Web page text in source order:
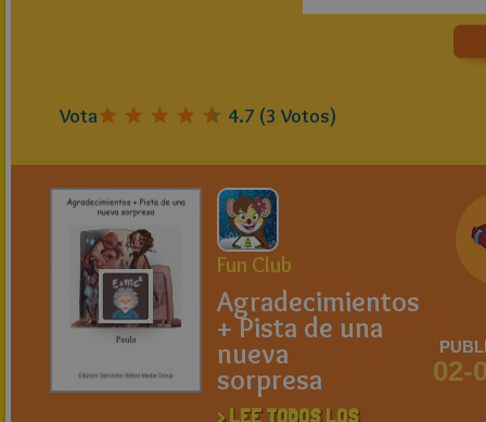
Vota 4.7 (3 Votos)
Fun Club
Agradecimientos
+ Pista de una
nueva
sorpresa
> LEE TODOS LOS
02-